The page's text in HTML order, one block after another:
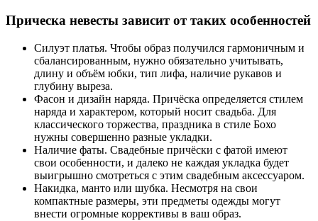
Прическа невесты зависит от таких особенностей
Силуэт платья. Чтобы образ получился гармоничным и
сбалансированным, нужно обязательно учитывать,
длину и объём юбки, тип лифа, наличие рукавов и
глубину выреза.
Фасон и дизайн наряда. Причёска определяется стилем
наряда и характером, который носит свадьба. Для
классического торжества, праздника в стиле Бохо
нужны совершенно разные укладки.
Наличие фаты. Свадебные причёски с фатой имеют
свои особенности, и далеко не каждая укладка будет
выигрышно смотреться с этим свадебным аксессуаром.
Накидка, манто или шубка. Несмотря на свои
компактные размеры, эти предметы одежды могут
внести огромные коррективы в ваш образ.